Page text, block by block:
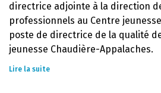
directrice adjointe à la direction
professionnels au Centre
poste de directrice de la qualité
jeunesse Chaudière-Appalaches.
Lire la suite